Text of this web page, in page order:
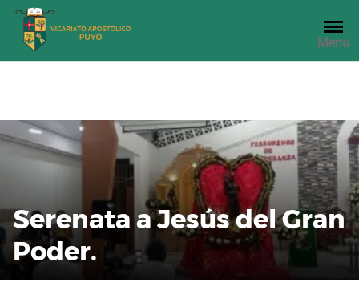
Saltar
contenido
Menu
Serenata a Jesús del Gran
Poder.